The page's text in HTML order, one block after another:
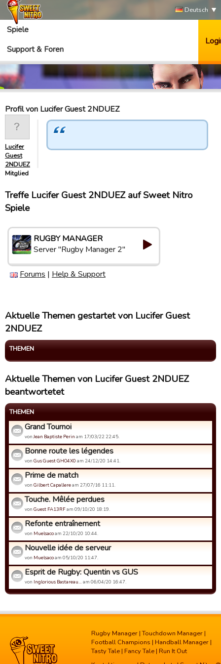
Deutsch
Spiele
Support & Foren
Profil von Lucifer Guest 2NDUEZ
Lucifer
Guest
2NDUEZ
Mitglied
Treffe Lucifer Guest 2NDUEZ auf Sweet Nitro
Spiele
RUGBY MANAGER
Server "Rugby Manager 2"
Forums | Help & Support
Aktuelle Themen gestartet von Lucifer Guest
2NDUEZ
THEMEN
Aktuelle Themen von Lucifer Guest 2NDUEZ
beantwortetet
THEMEN
Grand Tournoi
vonJean Baptiste Perin am 17/03/22 22:45.
Bonne route les légendes
von Gus Guest GHO4X0 am 24/12/20 14:41.
Prime de match
von Gilbert Capalleream 27/07/16 11:11.
Touche. Mêlée perdues
von Guest FA13RFam 09/10/20 18:19.
Refonte entraînement
von Muelsacoam 22/10/20 10:44.
Nouvelle idée de serveur
von Muelsacoam 05/10/20 11:47.
Esprit de Rugby: Quentin vs GUS
von Inglorious Bastareau… am 06/04/20 16:47.
Rugby Manager |Touchdown Manager |
Football Champions | Handball Manager |
Tasty Tale | Fancy Tale | Run It Out